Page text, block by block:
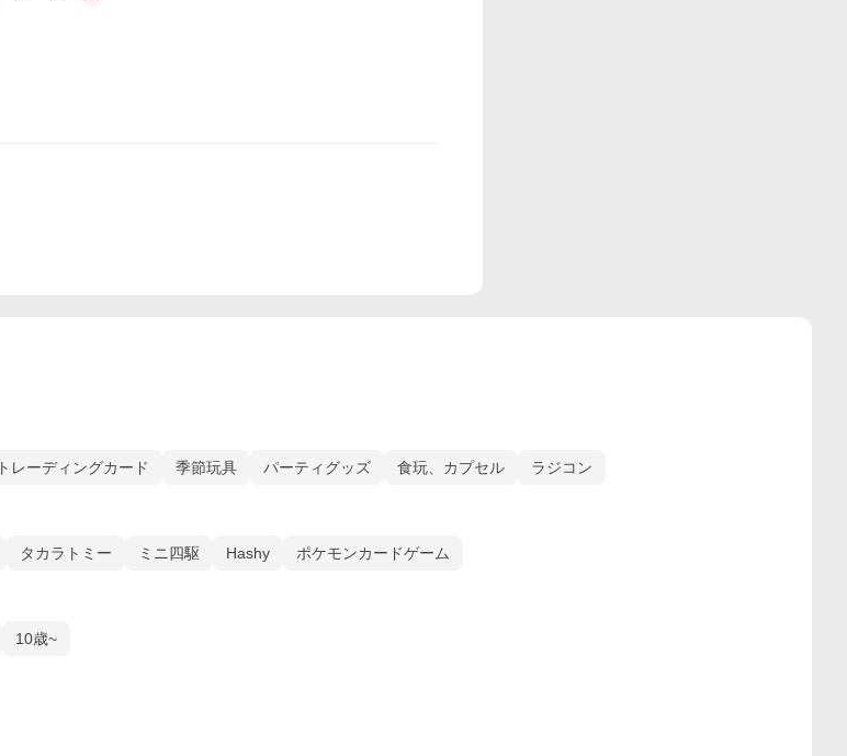
トレーディングカード 季節玩具 パーティグッズ 食玩、カプセル ラジコン
タカラトミー ミニ四駆 Hashy ポケモンカードゲーム
10歳~